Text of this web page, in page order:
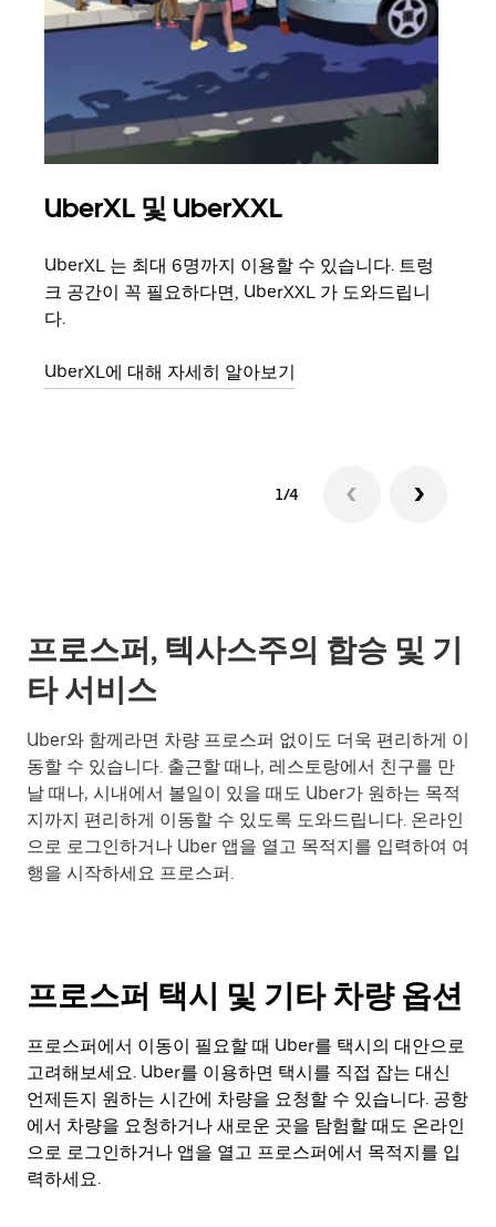
UberXL 및 UberXXL
UberXL 는 최대 6명까지 이용할 수 있습니다. 트렁
크 공간이 꼭 필요하다면, UberXXL 가 도와드립니
다.
UberXL에 대해 자세히 알아보기
1/4
프로스퍼, 텍사스주의 합승 및 기
타 서비스
Uber와 함께라면 차량 프로스퍼 없이도 더욱 편리하게 이
동할 수 있습니다. 출근할 때나, 레스토랑에서 친구를 만
날 때나, 시내에서 볼일이 있을 때도 Uber가 원하는 목적
지까지 편리하게 이동할 수 있도록 도와드립니다. 온라인
으로 로그인하거나 Uber 앱을 열고 목적지를 입력하여 여
행을 시작하세요 프로스퍼.
프로스퍼 택시 및 기타 차량 옵션
프로스퍼에서 이동이 필요할 때 Uber를 택시의 대안으로
고려해보세요. Uber를 이용하면 택시를 직접 잡는 대신
언제든지 원하는 시간에 차량을 요청할 수 있습니다. 공항
에서 차량을 요청하거나 새로운 곳을 탐험할 때도 온라인
으로 로그인하거나 앱을 열고 프로스퍼에서 목적지를 입
력하세요.